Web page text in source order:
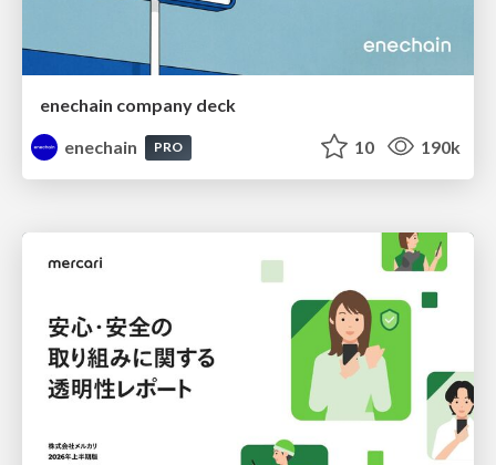
enechain company deck
enechain
PRO 10 190k